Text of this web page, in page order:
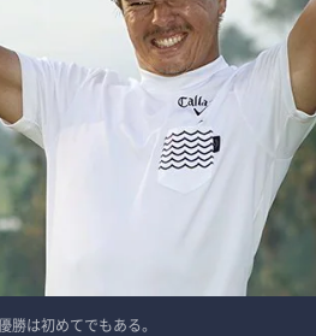
は初めてでもある。